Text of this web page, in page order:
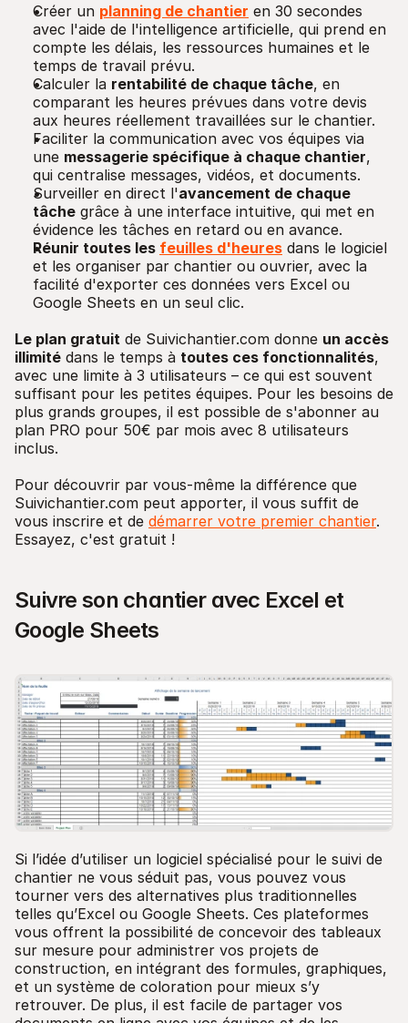
Créer un planning de chantier en 30 secondes
avec l'aide de l'intelligence artificielle, qui prend en
compte les délais, les ressources humaines et le
temps de travail prévu.
Calculer la rentabilité de chaque tâche, en
comparant les heures prévues dans votre devis
aux heures réellement travaillées sur le chantier.
Faciliter la communication avec vos équipes via
une messagerie spécifique à chaque chantier,
qui centralise messages, vidéos, et documents.
Surveiller en direct l'avancement de chaque
tâche grâce à une interface intuitive, qui met en
évidence les tâches en retard ou en avance.
Réunir toutes les feuilles d'heures dans le logiciel
et les organiser par chantier ou ouvrier, avec la
facilité d'exporter ces données vers Excel ou
Google Sheets en un seul clic.
Le plan gratuit de Suivichantier.com donne un accès
illimité dans le temps à toutes ces fonctionnalités,
avec une limite à 3 utilisateurs – ce qui est souvent
suffisant pour les petites équipes. Pour les besoins de
plus grands groupes, il est possible de s'abonner au
plan PRO pour 50€ par mois avec 8 utilisateurs
inclus.
Pour découvrir par vous-même la différence que
Suivichantier.com peut apporter, il vous suffit de
vous inscrire et de démarrer votre premier chantier.
Essayez, c'est gratuit !
Suivre son chantier avec Excel et
Google Sheets
Si l’idée d’utiliser un logiciel spécialisé pour le suivi de
chantier ne vous séduit pas, vous pouvez vous
tourner vers des alternatives plus traditionnelles
telles qu’Excel ou Google Sheets. Ces plateformes
vous offrent la possibilité de concevoir des tableaux
sur mesure pour administrer vos projets de
construction, en intégrant des formules, graphiques,
et un système de coloration pour mieux s’y
retrouver. De plus, il est facile de partager vos